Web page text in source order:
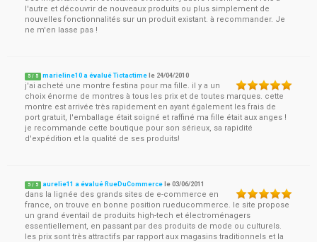
l'autre et découvrir de nouveaux produits ou plus simplement de
nouvelles fonctionnalités sur un produit existant. à recommander. Je
ne m'en lasse pas !
5 / 5 marieline10 a évalué Tictactime le 24/04/2010
j'ai acheté une montre festina pour ma fille. il y a un
choix énorme de montres à tous les prix et de toutes marques. cette
montre est arrivée très rapidement en ayant également les frais de
port gratuit, l'emballage était soigné et raffiné ma fille était aux anges !
je recommande cette boutique pour son sérieux, sa rapidité
d'expédition et la qualité de ses produits!
5 / 5 aurelie11 a évalué RueDuCommerce le03/06/2011
dans la lignée des grands sites de e-commerce en
france, on trouve en bonne position rueducommerce. le site propose
un grand éventail de produits high-tech et électroménagers
essentiellement, en passant par des produits de mode ou culturels.
les prix sont très attractifs par rapport aux magasins traditionnels et la